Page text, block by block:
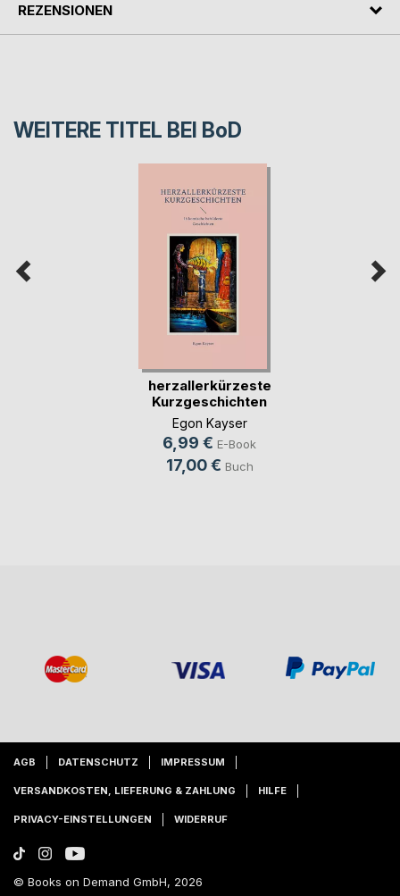
REZENSIONEN
WEITERE TITEL BEI BoD
herzallerkürzeste
Kurzgeschichten
Egon Kayser
6,99 € E-Book
17,00 € Buch
AGB DATENSCHUTZ IMPRESSUM
VERSANDKOSTEN, LIEFERUNG & ZAHLUNG HILFE
PRIVACY-EINSTELLUNGEN WIDERRUF
© Books on Demand GmbH, 2026